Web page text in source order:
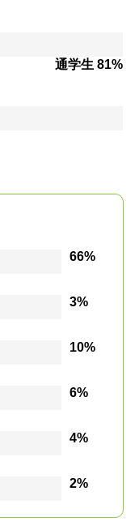
通学生 81%
66%
3%
10%
6%
4%
2%